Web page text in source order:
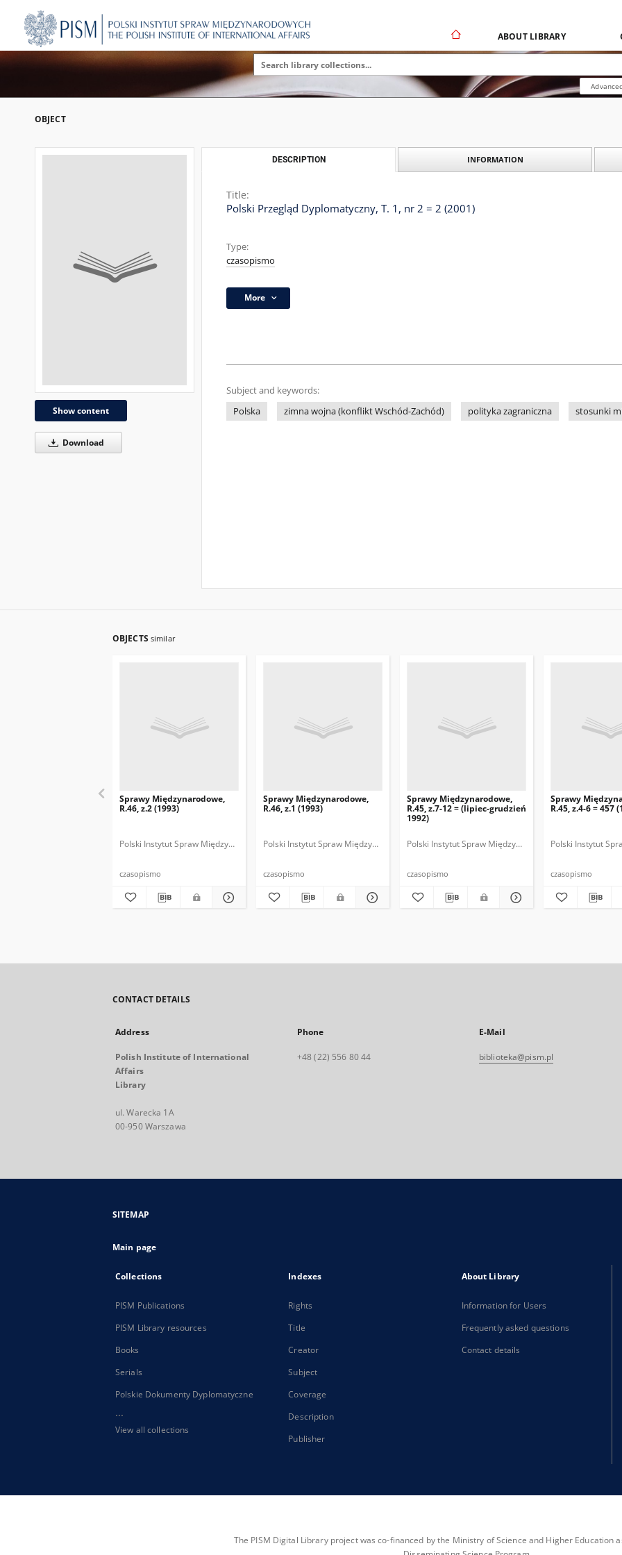
ABOUT LIBRARY
OBJECT
Show content
Download
DESCRIPTION INFORMATION
Title:
Polski Przegląd Dyplomatyczny, T. 1, nr 2 = 2 (2001)
Type:
czasopismo
More
Subject and keywords:
Polska
zimna wojna (konflikt Wschód-Zachód) polityka zagraniczna stosunki
OBJECTS similar
Sprawy Międzynarodowe,
R.46, z.2 (1993)
Polski Instytut Spraw Międzynarodowych. Polska Fundacja Spraw Międzynarodowych. Polska. Ministerstwo Spraw
czasopismo
Sprawy Międzynarodowe,
R.46, z.1 (1993)
Polski Instytut Spraw Międzynarodowych. Polska Fundacja Spraw Międzynarodowych.
czasopismo
Sprawy Międzynarodowe,
R.45, z.7-12 = (lipiec-grudzień
1992)
Polski Instytut Spraw Międzynarodowych. Polska
czasopismo
Sprawy
R.45, z.4-6 = 457
Polski Instytut
czasopismo
CONTACT DETAILS
Address
Polish Institute of International
Affairs
Library
ul. Warecka 1A
00-950 Warszawa
Phone
+48 (22) 556 80 44
E-Mail
biblioteka@pism.pl
SITEMAP
Main page
Collections
PISM Publications
PISM Library resources
Books
Serials
Polskie Dokumenty Dyplomatyczne
...
View all collections
Indexes
Rights
Title
Creator
Subject
Coverage
Description
Publisher
About Library
Information for Users
Frequently asked questions
Contact details
The PISM Digital Library project was co-financed by the Ministry of Science and Higher Education